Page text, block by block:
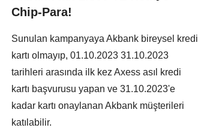
Chip-Para!
Sunulan kampanyaya Akbank bireysel kredi
kartı olmayıp, 01.10.2023 31.10.2023
tarihleri arasında ilk kez Axess asıl kredi
kartı başvurusu yapan ve 31.10.2023'e
kadar kartı onaylanan Akbank müşterileri
katılabilir.